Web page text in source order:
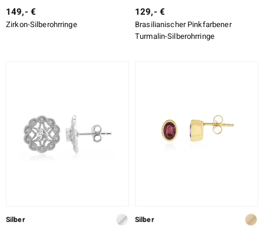
149,- €
Zirkon-Silberohrringe
129,- €
Brasilianischer Pinkfarbener
Turmalin-Silberohrringe
Silber Silber